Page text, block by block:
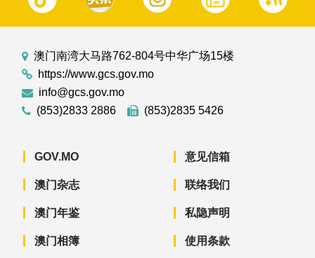
澳门南湾大马路762-804号中华广场15楼
https://www.gcs.gov.mo
info@gcs.gov.mo
(853)2833 2886
(853)2835 5426
GOV.MO
澳门杂志
澳门年鉴
澳门相簿
意见信箱
联络我们
私隐声明
使用条款